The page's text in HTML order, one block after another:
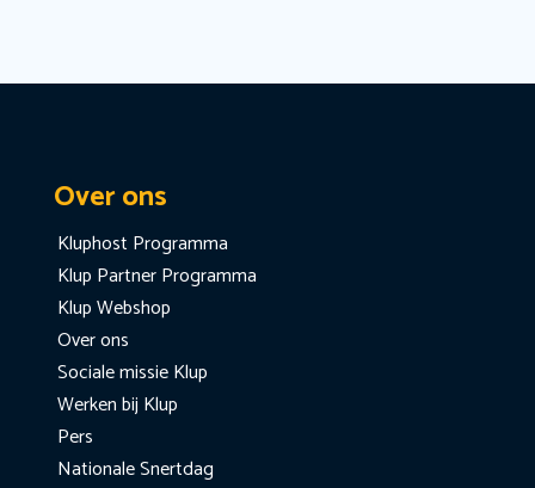
Over ons
Kluphost Programma
Klup Partner Programma
Klup Webshop
Over ons
Sociale missie Klup
Werken bij Klup
Pers
Nationale Snertdag